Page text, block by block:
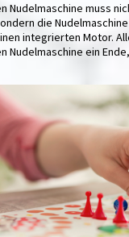
Nudelmaschine muss
die
integrierten Motor.
Nudelmaschine ein